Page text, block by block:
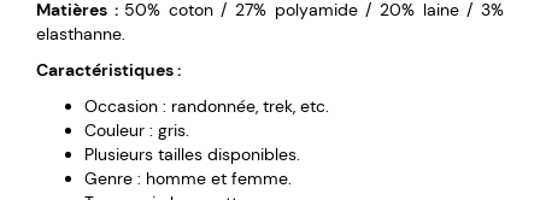
Matières : 50% coton / 27% polyamide / 20% laine / 3%
elasthanne.
Caractéristiques :
Occasion : randonnée, trek, etc.
Couleur : gris.
Plusieurs tailles disponibles.
Genre : homme et femme.